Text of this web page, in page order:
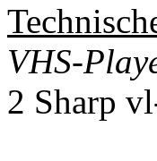
VHS-
2 Sharp